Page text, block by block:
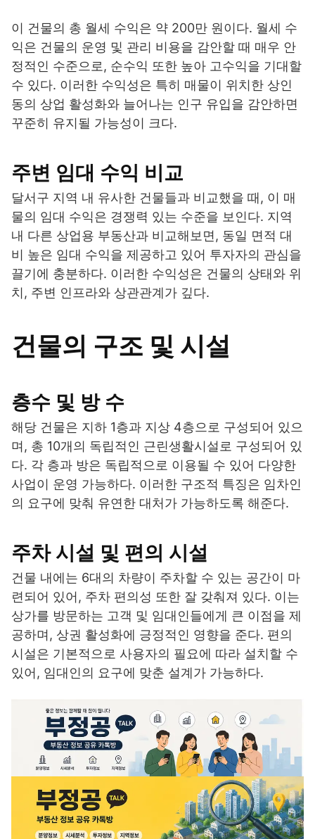
이 건물의 총 월세 수익은 약 200만 원이다. 월세 수
익은 건물의 운영 및 관리 비용을 감안할 때 매우 안
정적인 수준으로, 순수익 또한 높아 고수익을 기대할
수 있다. 이러한 수익성은 특히 매물이 위치한 상인
동의 상업 활성화와 늘어나는 인구 유입을 감안하면
꾸준히 유지될 가능성이 크다.
주변 임대 수익 비교
달서구 지역 내 유사한 건물들과 비교했을 때, 이 매
물의 임대 수익은 경쟁력 있는 수준을 보인다. 지역
내 다른 상업용 부동산과 비교해보면, 동일 면적 대
비 높은 임대 수익을 제공하고 있어 투자자의 관심을
끌기에 충분하다. 이러한 수익성은 건물의 상태와 위
치, 주변 인프라와 상관관계가 깊다.
건물의 구조 및 시설
층수 및 방 수
해당 건물은 지하 1층과 지상 4층으로 구성되어 있으
며, 총 10개의 독립적인 근린생활시설로 구성되어 있
다. 각 층과 방은 독립적으로 이용될 수 있어 다양한
사업이 운영 가능하다. 이러한 구조적 특징은 임차인
의 요구에 맞춰 유연한 대처가 가능하도록 해준다.
주차 시설 및 편의 시설
건물 내에는 6대의 차량이 주차할 수 있는 공간이 마
련되어 있어, 주차 편의성 또한 잘 갖춰져 있다. 이는
상가를 방문하는 고객 및 임대인들에게 큰 이점을 제
공하며, 상권 활성화에 긍정적인 영향을 준다. 편의
시설은 기본적으로 사용자의 필요에 따라 설치할 수
있어, 임대인의 요구에 맞춘 설계가 가능하다.